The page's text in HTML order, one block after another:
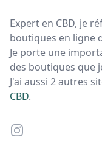
Expert en CBD, je
boutiques en ligne
Je porte une
des boutiques que
J'ai aussi 2 autres
CBD.
Instagram